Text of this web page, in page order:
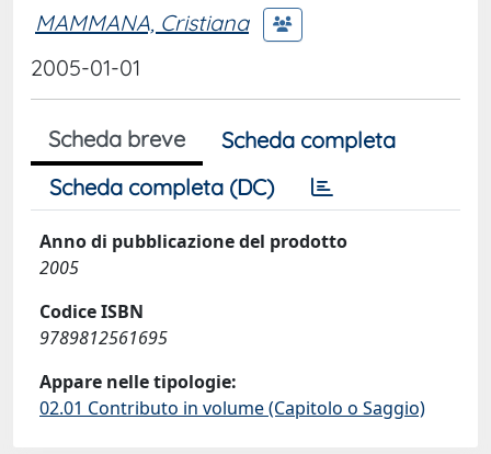
MAMMANA, Cristiana
2005-01-01
Scheda breve
Scheda completa
Scheda completa (DC)
Anno di pubblicazione del prodotto
2005
Codice ISBN
9789812561695
Appare nelle tipologie:
02.01 Contributo in volume (Capitolo o Saggio)